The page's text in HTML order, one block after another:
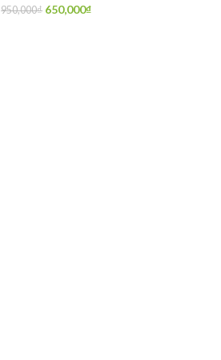
950,000₫ 650,000₫